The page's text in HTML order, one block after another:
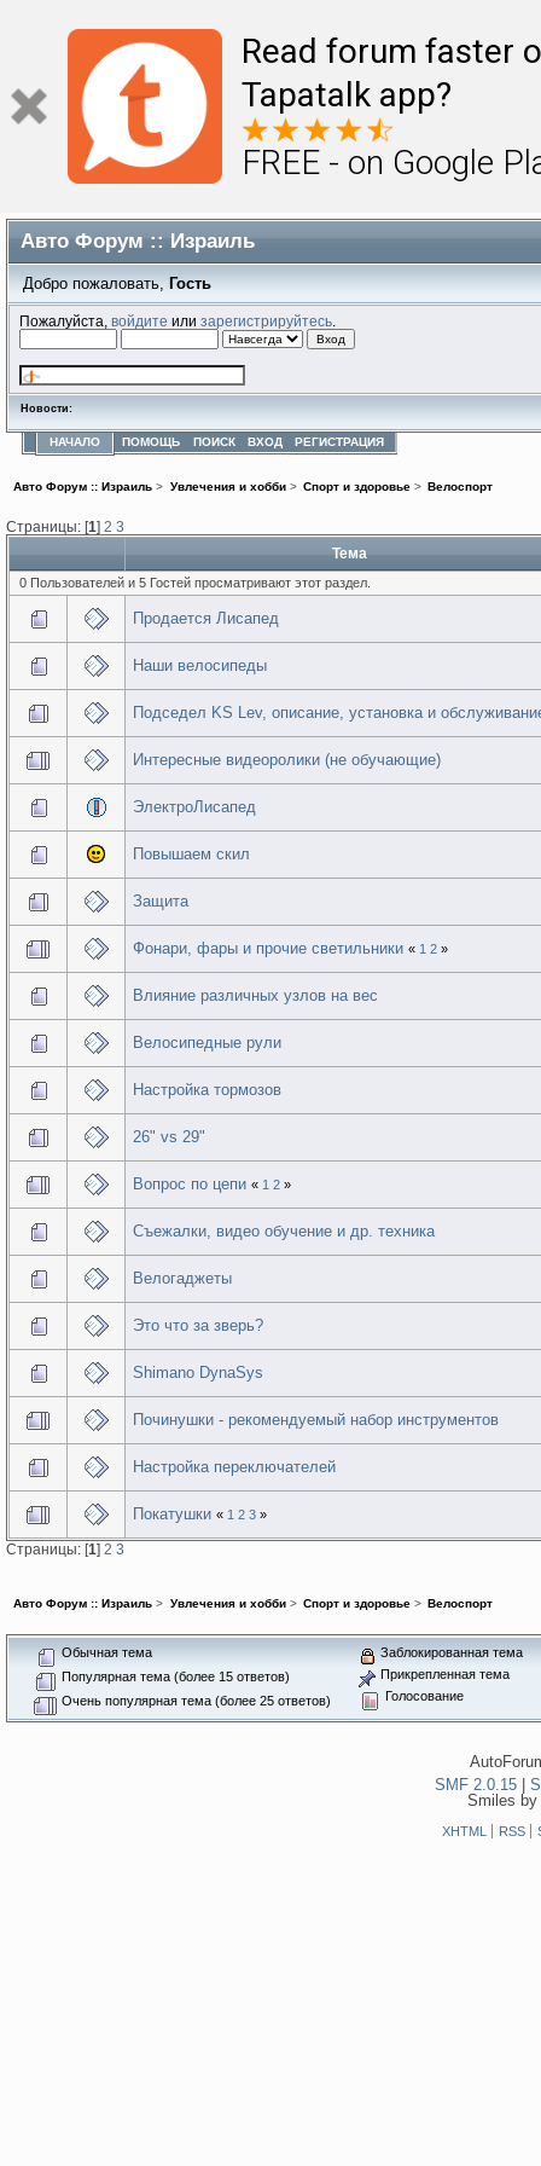
Read forum faster
Tapatalk app?
FREE - on Google
Авто Форум :: Израиль
Добро пожаловать, Гость
Пожалуйста,войдите илизарегистрируйтесь
Новости:
НАЧАЛО ПОМОЩЬ ПОИСК ВХОД РЕГИСТРАЦИЯ
Авто Форум :: Израиль > Увлечения и хобби> Спорт и здоровье> Велоспорт
Страницы: [1] 2 3
Тема
0 Пользователей и 5 Гостей просматривают этот раздел.
Продается Лисапед
Наши велосипеды
Подседел KS Lev, описание, установка и
Интересные видеоролики (не обучающие)
ЭлектроЛисапед
Повышаем скил
Защита
Фонари, фары и прочие светильники « 1 2 »
Влияние различных узлов на вес
Велосипедные рули
Настройка тормозов
26" vs 29"
Вопрос по цепи « 1 2 »
Съежалки, видео обучение и др. техника
Велогаджеты
Это что за зверь?
Shimano DynaSys
Починушки - рекомендуемый набор инструментов
Настройка переключателей
Покатушки « 1 2 3 »
Страницы: [1] 2 3
Авто Форум :: Израиль > Увлечения и хобби> Спорт и здоровье> Велоспорт
Обычная тема
Популярная тема (более 15 ответов)
Очень популярная тема (более 25 ответов)
Заблокированная тема
Прикрепленная тема
Голосование
SMF 2.0.15
Smiles
XHTML RSS